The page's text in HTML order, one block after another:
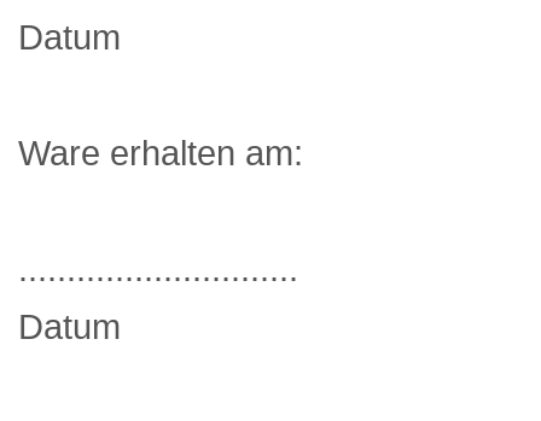
Datum
Ware erhalten am:
.............................
Datum